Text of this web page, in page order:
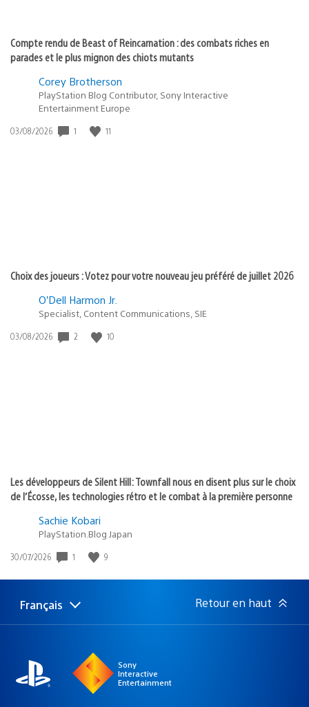
Compte rendu de Beast of Reincarnation : des combats riches en
parades et le plus mignon des chiots mutants
Corey Brotherson
PlayStation Blog Contributor, Sony Interactive
Entertainment Europe
Date
03/08/2026 1 11
Choix des joueurs : Votez pour votre nouveau jeu préféré de juillet 2026
O’Dell Harmon Jr.
Specialist, Content Communications, SIE
Date
03/08/2026 2 10
Les développeurs de Silent Hill: Townfall nous en disent plus sur le choix
de l’Écosse, les technologies rétro et le combat à la première personne
Sachie Kobari
PlayStation.Blog Japan
Date
publication
30/07/2026 1 9
Choisir
Région
Français Retour en haut
Sony
Interactive
Entertainment